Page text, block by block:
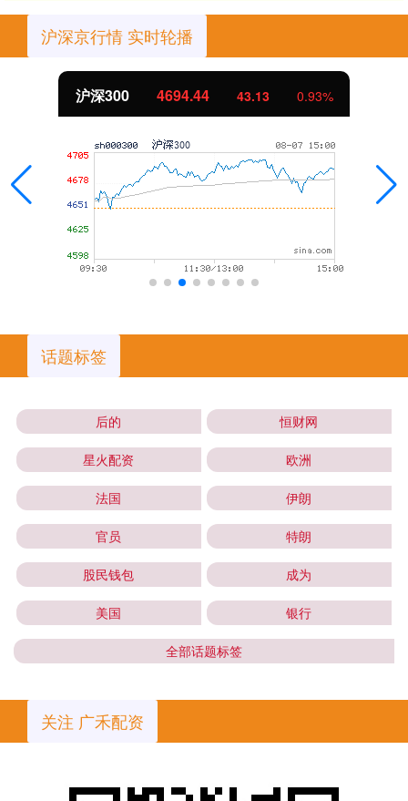
沪深京行情 实时轮播
沪深300 4694.44 43.13 0.93%
话题标签
后的 恒财网
星火配资 欧洲
法国 伊朗
官员 特朗
股民钱包 成为
美国 银行
全部话题标签
关注 广禾配资